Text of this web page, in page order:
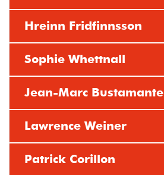
Hreinn Fridfinnsson
Sophie Whettnall
Jean-Marc Bustamante
Lawrence Weiner
Patrick Corillon